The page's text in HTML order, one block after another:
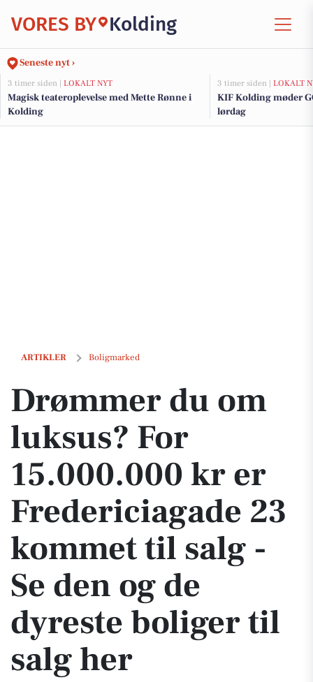
VORES BY Kolding
Seneste nyt ›
3 timer siden | LOKALT NYT
Magisk teateroplevelse med Mette Rønne i
Kolding
3 timer siden | LOKALT
KIF Kolding møder
lørdag
ARTIKLER Boligmarked
Drømmer du om luksus? For 15.000.000 kr er Fredericiagade 23
Drømmer du om
luksus? For
15.000.000 kr er
Fredericiagade 23
kommet til salg -
Se den og de
dyreste boliger til
salg her